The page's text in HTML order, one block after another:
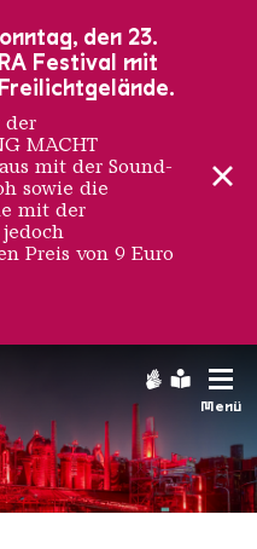
Menü
in Rot
den 23.
Festival mit
der
MACHT
mit der Sound-
sowie die
mit der
Preis von 9 Euro